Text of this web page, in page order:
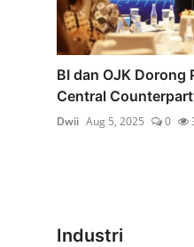
BI dan OJK Dorong
Central
Dwii Aug 5, 2025 0
Industri